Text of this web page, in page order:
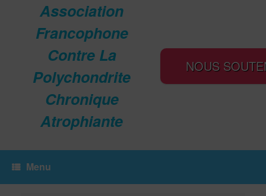
Association
Francophone
Contre La
Polychondrite
Chronique
Atrophiante
NOUS
Menu